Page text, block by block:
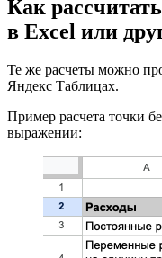
Как
в Excel или
Те же расчеты можно
Яндекс Таблицах.
Пример расчета точки
выражении: